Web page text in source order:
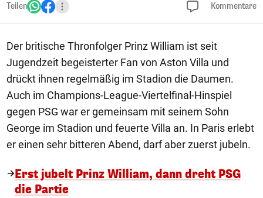
Teilen Kommentare
Der britische Thronfolger Prinz William ist seit
Jugendzeit begeisterter Fan von Aston Villa und
drückt ihnen regelmäßig im Stadion die Daumen.
Auch im Champions-League-Viertelfinal-Hinspiel
gegen PSG war er gemeinsam mit seinem Sohn
George im Stadion und feuerte Villa an. In Paris erlebt
er einen sehr bitteren Abend, darf aber zuerst jubeln.
Erst jubelt Prinz William, dann dreht PSG
die Partie